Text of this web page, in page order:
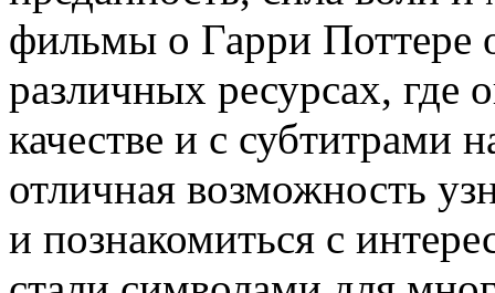
фильмы о Гарри Поттере
различных ресурсах, где
качестве и с субтитрами
отличная возможность
и познакомиться с